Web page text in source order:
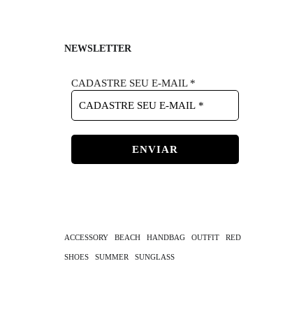
NEWSLETTER
CADASTRE SEU E-MAIL *
ACCESSORY BEACH HANDBAG OUTFIT RED
SHOES SUMMER SUNGLASS